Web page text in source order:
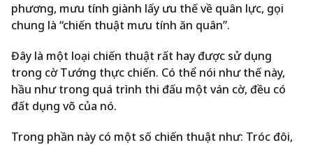
phương, mưu tính giành lấy ưu thế về quân lực, gọi
chung là “chiến thuật mưu tính ăn quân”.
Đây là một loại chiến thuật rất hay được sử dụng
trong cờ Tướng thực chiến. Có thể nói như thế này,
hầu như trong quá trình thi đấu một ván cờ, đều có
đất dụng võ của nó.
Trong phần này có một số chiến thuật như: Tróc đôi,